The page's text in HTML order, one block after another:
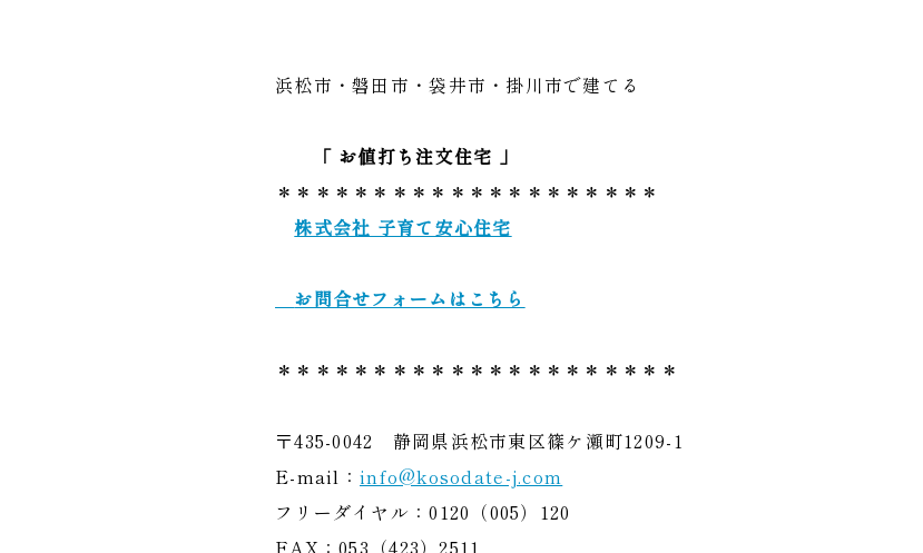
浜松市・磐田市・袋井市・掛川市で建てる
「 お値打ち注文住宅 」
＊＊＊＊＊＊＊＊＊＊＊＊＊＊＊＊＊＊＊＊
株式会社 子育て安心住宅
お問合せフォームはこちら
＊＊＊＊＊＊＊＊＊＊＊＊＊＊＊＊＊＊＊＊＊
〒435-0042 静岡県浜松市東区篠ケ瀬町1209-1
E-mail： info@kosodate-j.com
フリーダイヤル：0120（005）120
FAX：053（423）2511